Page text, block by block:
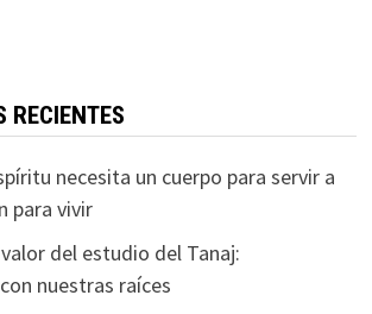
RECIENTES
necesita un cuerpo para servir a
para vivir
valor del estudio del Tanaj:
nuestras raíces